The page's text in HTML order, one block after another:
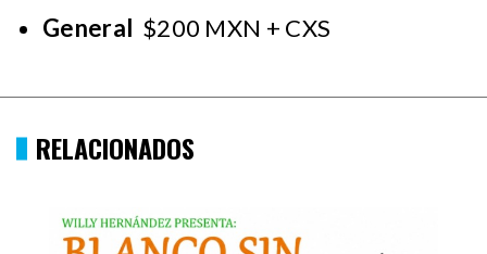
General $200 MXN + CXS
RELACIONADOS